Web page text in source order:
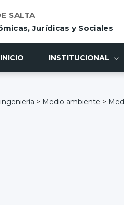
SALTA
Jurídicas y Sociales
INICIO INSTITUCIONAL
> Medio ambiente >